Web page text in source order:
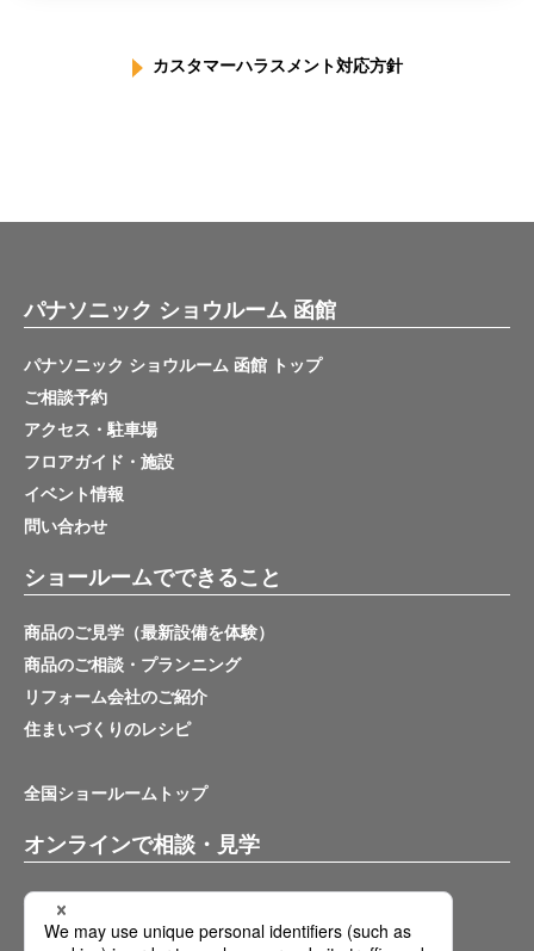
カスタマーハラスメント対応方針
パナソニック ショウルーム 函館
パナソニック ショウルーム 函館 トップ
ご相談予約
アクセス・駐車場
フロアガイド・施設
イベント情報
問い合わせ
ショールームでできること
商品のご見学（最新設備を体験）
商品のご相談・プランニング
リフォーム会社のご紹介
住まいづくりのレシピ
全国ショールームトップ
オンラインで相談・見学
バーチャルショールーム
オンライン相談サービス